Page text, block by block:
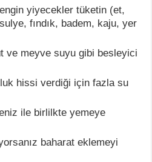
yiyecekler tüketin (et,
fındık, badem, kaju, yer
ve meyve suyu gibi besleyici
hissi verdiği için fazla su
ile birlilkte yemeye
baharat eklemeyi